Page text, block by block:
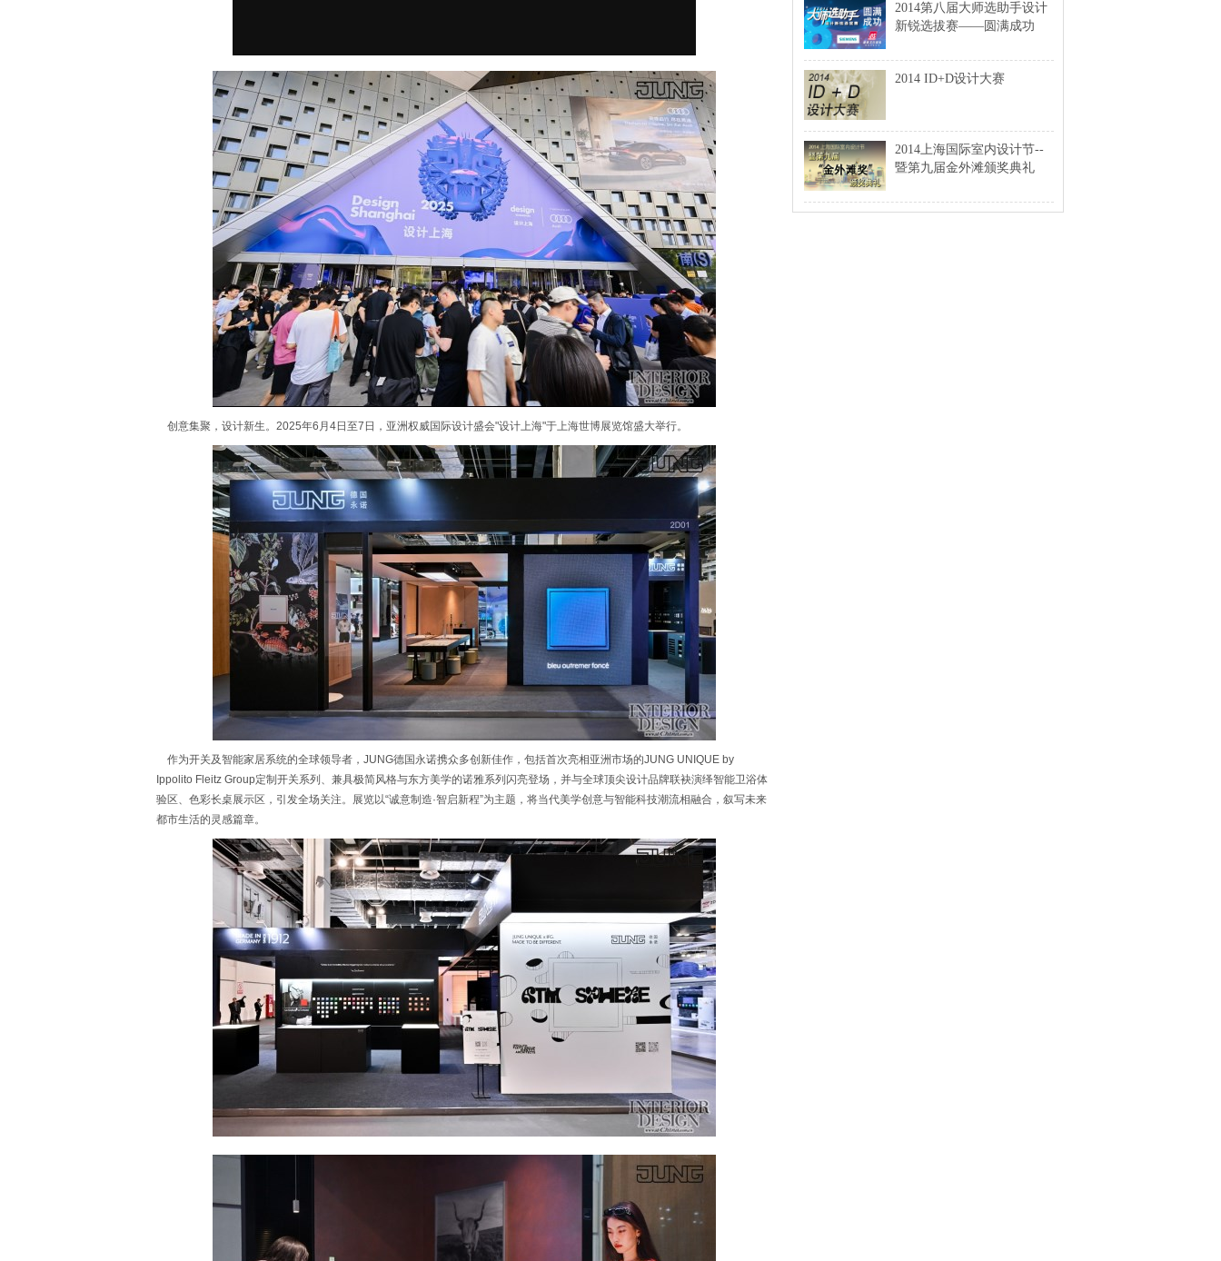
创意集聚，设计新生。2025年6月4日至7日，亚洲权威国际设计盛会"设计上海"于上海世博展览馆盛大举行。
作为开关及智能家居系统的全球领导者，JUNG德国永诺携众多创新佳作，包括首次亮相亚洲市场的JUNG UNIQUE by
Ippolito Fleitz Group定制开关系列、兼具极简风格与东方美学的诺雅系列闪亮登场，并与全球顶尖设计品牌联袂演绎智能卫浴体
验区、色彩长桌展示区，引发全场关注。展览以“诚意制造·智启新程”为主题，将当代美学创意与智能科技潮流相融合，叙写未来
都市生活的灵感篇章。
2014第八届大师选助手设计
新锐选拔赛——圆满成功
2014 ID+D设计大赛
2014上海国际室内设计节--
暨第九届金外滩颁奖典礼